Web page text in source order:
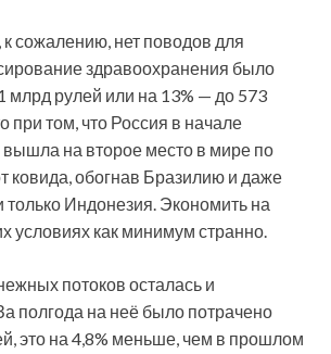
к сожалению, нет поводов для
здравоохранения было
млрд рулей или на 13% — до 573
при том, что Россия в начале
на второе место в мире по
ковида, обогнав Бразилию и даже
Индонезия. Экономить на
условиях как минимум странно.
потоков осталась и
полгода на неё было потрачено
это на 4,8% меньше, чем в прошлом